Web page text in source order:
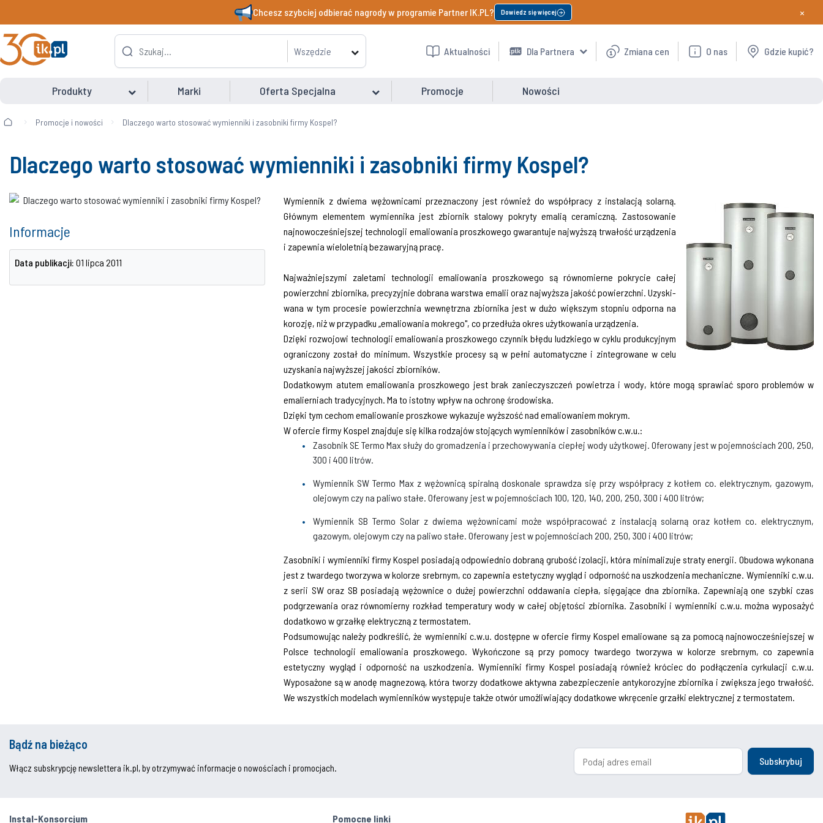
Chcesz szybciej odbierać nagrody w programie Partner IK.PL? Dowiedz się więcej ×
Wszędzie Aktualności Dla Partnera Zmiana cen O nas Gdzie kupić?
Produkty Marki Oferta Specjalna Promocje Nowości
Promocje i nowości Dlaczego warto stosować wymienniki i zasobniki firmy Kospel?
Dlaczego warto stosować wymienniki i zasobniki firmy Kospel?
Informacje
Data publikacji: 01 lipca 2011
Wymiennik z dwiema wężownicami przeznaczony jest również do współpracy z instalacją solarną.
Głównym elementem wymiennika jest zbiornik stalowy pokryty emalią ceramiczną. Zastosowanie
najnowocześniejszej technologii emaliowania proszkowego gwarantuje najwyższą trwałość urządzenia
i zapewnia wieloletnią bezawaryjną pracę.
Najważniejszymi zaletami technologii emaliowania proszkowego są rów­nomierne pokrycie całej
powierzchni zbiornika, precyzyjnie dobrana warstwa emalii oraz najwyższa jakość powierzchni. Uzyski­
wana w tym procesie powierzchnia we­wnętrzna zbiornika jest w dużo większym stopniu odporna na
korozję, niż w przypadku „emaliowania mokrego", co przedłuża okres użytkowania urządzenia.
Dzięki rozwojowi technologii emaliowania proszkowego czynnik błędu ludzkiego w cyklu produkcyjnym
ograniczony został do minimum. Wszystkie procesy są w pełni automatyczne i zintegrowane w celu
uzyskania najwyższej jakości zbiorników.
Dodatkowym atutem emaliowania proszko­wego jest brak zanieczyszczeń powietrza i wody, które mogą sprawiać sporo problemów w
emalierniach tradycyjnych. Ma to istotny wpływ na ochronę środowiska.
Dzięki tym cechom emaliowanie proszko­we wykazuje wyższość nad emaliowaniem mokrym.
W ofercie firmy Kospel znajduje się kilka ro­dzajów stojących wymienników i zasobników c.w.u.:
Zasobnik SE Termo Max służy do gromadzenia i przechowywania ciepłej wody użytkowej. Oferowany jest w pojemnościach 200, 250,
300 i 400 litrów.
Wymiennik SW Termo Max z wężownicą spiralną doskonale sprawdza się przy współ­pracy z kotłem co. elektrycznym, gazowym,
olejowym czy na paliwo stałe. Oferowany jest w pojemnościach 100, 120, 140, 200, 250, 300 i 400 litrów;
Wymiennik SB Termo Solar z dwiema wężownicami może współpracować z instala­cją solarną oraz kotłem co. elektrycznym,
gazowym, olejowym czy na paliwo stałe. Oferowany jest w pojemnościach 200, 250, 300 i 400 litrów;
Zasobniki i wymienniki firmy Kospel posiadają odpowiednio dobraną grubość izolacji, która minimalizuje straty energii. Obudowa wyko­nana
jest z twardego tworzywa w kolorze srebrnym, co zapewnia estetyczny wygląd i odporność na uszkodzenia mechaniczne. Wymienniki c.w.u.
z serii SW oraz SB posiadają wężownice o dużej powierzchni oddawania ciepła, sięgające dna zbiornika. Zapewniają one szybki czas
podgrzewania oraz równo­mierny rozkład temperatury wody w całej objętości zbiornika. Zasobniki i wymienniki c.w.u. można wyposażyć
dodatkowo w grzałkę elektryczną z termostatem.
Podsumowując należy podkreślić, że wymien­niki c.w.u. dostępne w ofercie firmy Kospel emaliowane są za pomocą najnowocześniej­szej w
Polsce technologii emaliowania pro­szkowego. Wykończone są przy pomocy twardego tworzywa w kolorze srebrnym, co zapewnia
estetyczny wygląd i odporność na uszkodzenia. Wymienniki firmy Kospel posia­dają również króciec do podłączenia cyrkulacji c.w.u.
Wyposażone są w anodę magnezową, która tworzy dodatkowe aktywna zabezpie­czenie antykorozyjne zbiornika i zwiększa jego trwałość.
We wszystkich modelach wy­mienników występuje także otwór umożli­wiający dodatkowe wkręcenie grzałki elek­trycznej z termostatem.
Bądź na bieżąco
Włącz subskrypcję newslettera ik.pl, by otrzymywać informacje o nowościach i promocjach.
Subskrybuj
Instal-Konsorcjum Pomocne linki